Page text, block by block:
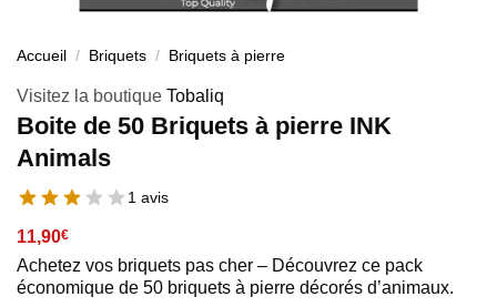
Accueil / Briquets / Briquets à pierre
Visitez la boutique Tobaliq
Boite de 50 Briquets à pierre INK
Animals
1 avis
11,90€
Achetez vos briquets pas cher – Découvrez ce pack
économique de 50 briquets à pierre décorés d’animaux.